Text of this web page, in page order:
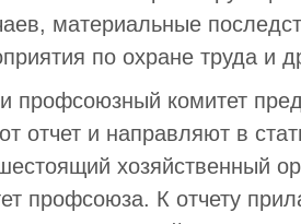
материальные
по охране труда и
профсоюзный комитет
отчет и на­правляют в
хозяйственный
профсоюза. К отчету